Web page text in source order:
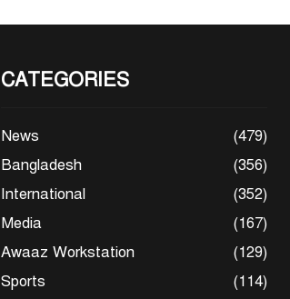
CATEGORIES
News
(479)
Bangladesh
(356)
International
(352)
Media
(167)
Awaaz Workstation
(129)
Sports
(114)